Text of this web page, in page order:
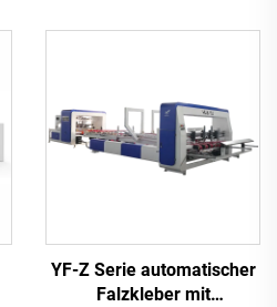
und automatisches
Unterdruckdruck)
YF-Z Serie automatischer
Falzkleber mit